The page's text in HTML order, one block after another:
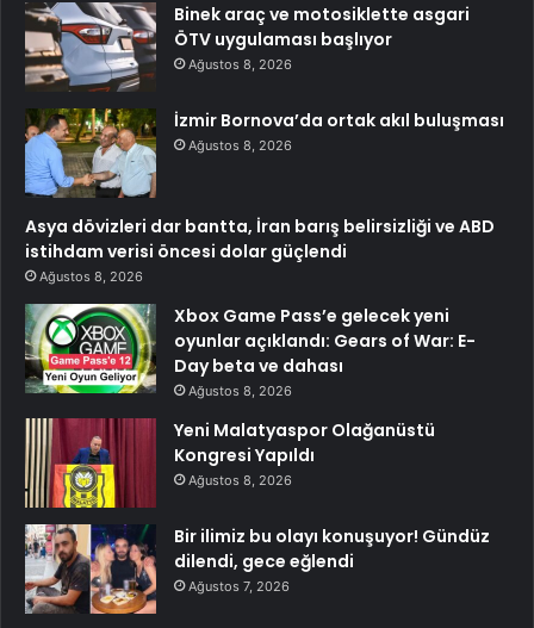
Binek araç ve motosiklette asgari
ÖTV uygulaması başlıyor
Ağustos 8, 2026
İzmir Bornova’da ortak akıl buluşması
Ağustos 8, 2026
Asya dövizleri dar bantta, İran barış belirsizliği ve ABD
istihdam verisi öncesi dolar güçlendi
Ağustos 8, 2026
Xbox Game Pass’e gelecek yeni
oyunlar açıklandı: Gears of War: E-
Day beta ve dahası
Ağustos 8, 2026
Yeni Malatyaspor Olağanüstü
Kongresi Yapıldı
Ağustos 8, 2026
Bir ilimiz bu olayı konuşuyor! Gündüz
dilendi, gece eğlendi
Ağustos 7, 2026